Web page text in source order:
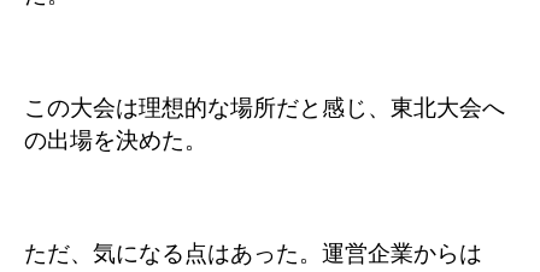
この大会は理想的な場所だと感じ、東北大会へ
の出場を決めた。
ただ、気になる点はあった。運営企業からは